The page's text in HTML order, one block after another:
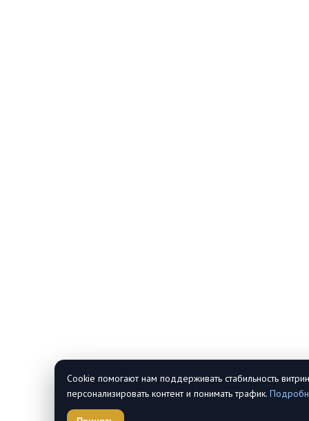
Cookie помогают нам поддерживать стабильность
персонализировать контент и понимать трафик.